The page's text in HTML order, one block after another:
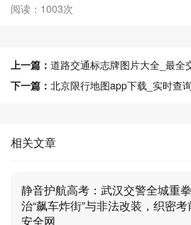
阅读：1003次
上一篇： 道路交通标志牌图片大全_最全
下一篇： 北京限行地图app下载_实时查
相关文章
静音护航高考：武汉交警全城重
治“飙车炸街”与非法改装，织密考
安全网